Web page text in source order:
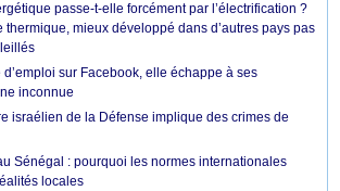
passe-t-elle forcément par l’électrification ?
thermique, mieux développé dans d’autres pays pas
sur Facebook, elle échappe à ses
inconnue
israélien de la Défense implique des crimes de
Sénégal : pourquoi les normes internationales
locales